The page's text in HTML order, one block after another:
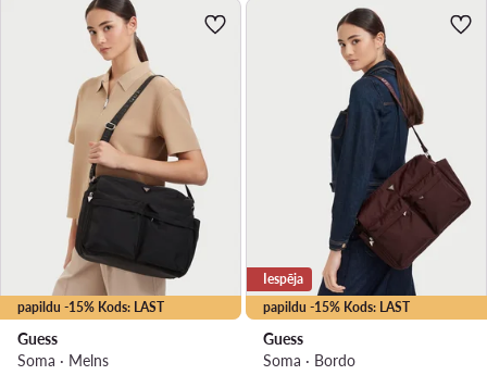
papildu -15% Kods: LAST
Guess
Soma · Melns
papildu -15% Kods: LAST
Iespēja
Guess
Soma · Bordo